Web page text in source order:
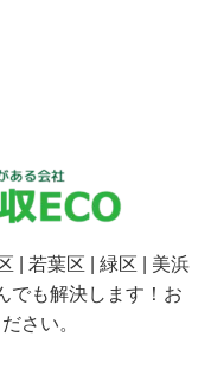
| 若葉区 | 緑区 | 美浜
でも解決します！お
さい。